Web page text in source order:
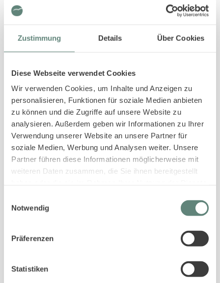
Zustimmung Details Über Cookies
Diese Webseite verwendet Cookies
Wir verwenden Cookies, um Inhalte und Anzeigen zu
personalisieren, Funktionen für soziale Medien anbieten
zu können und die Zugriffe auf unsere Website zu
analysieren. Außerdem geben wir Informationen zu Ihrer
Verwendung unserer Website an unsere Partner für
soziale Medien, Werbung und Analysen weiter. Unsere
Partner führen diese Informationen möglicherweise mit
weiteren Daten zusammen, die Sie ihnen bereitgestellt
Notwendig
Präferenzen
Statistiken
Wenningstedt 4
33/6 LH Haus Smer, App. 6
4 Gäste·2 Schlafzimmer
4.6
26 Bewertungen